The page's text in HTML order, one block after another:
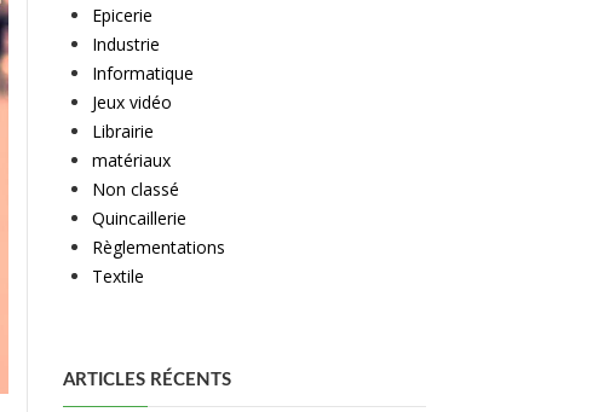
Epicerie
Industrie
Informatique
Jeux vidéo
Librairie
matériaux
Non classé
Quincaillerie
Règlementations
Textile
ARTICLES RÉCENTS